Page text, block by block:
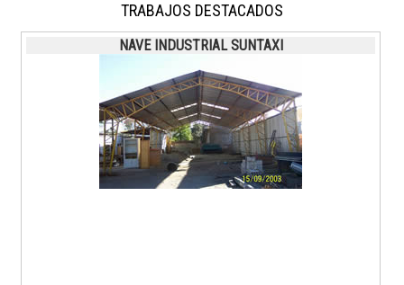
TRABAJOS DESTACADOS
NAVE INDUSTRIAL SUNTAXI